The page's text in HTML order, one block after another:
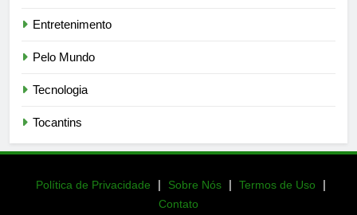
Entretenimento
Pelo Mundo
Tecnologia
Tocantins
Política de Privacidade | Sobre Nós | Termos de Uso |
Contato